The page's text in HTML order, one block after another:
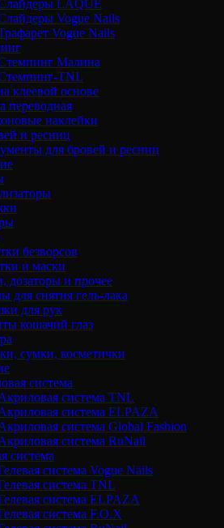
LAQUE
Vogue Nails
Vogue Nails
Малина
TNL
клеевой основе
переводная
наклейки
и ресниц
для бровей и ресниц
безворсов
и маски
дозаторы и прочее
для снятия гель-лака
для рук
кошачий глаз
сумки, косметички
система
система TNL
система ELPAZA
система Global Fashion
система RuNail
система
система Vogue Nails
система TNL
система ELPAZA
система F.O.X